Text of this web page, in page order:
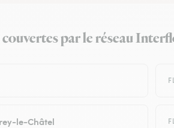
par le réseau
le-Châtel